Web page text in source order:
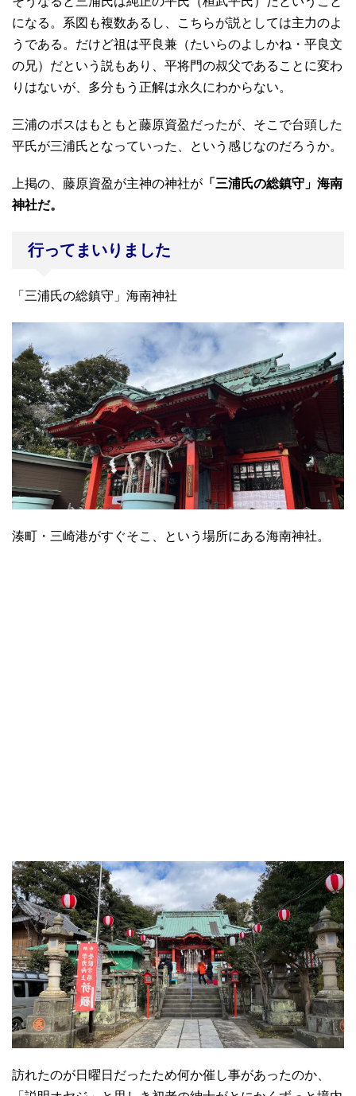
になる。系図も複数あるし、こちらが説としては主力のよ
うである。だけど祖は平良兼（たいらのよしかね・平良文
の兄）だという説もあり、平将門の叔父であることに変わ
りはないが、多分もう正解は永久にわからない。
三浦のボスはもともと藤原資盈だったが、そこで台頭した
平氏が三浦氏となっていった、という感じなのだろうか。
上掲の、藤原資盈が主神の神社が 「三浦氏の総鎮守」海南
神社だ。
行ってまいりました
「三浦氏の総鎮守」海南神社
湊町・三崎港がすぐそこ、という場所にある海南神社。
訪れたのが日曜日だったため何か催し事があったのか、